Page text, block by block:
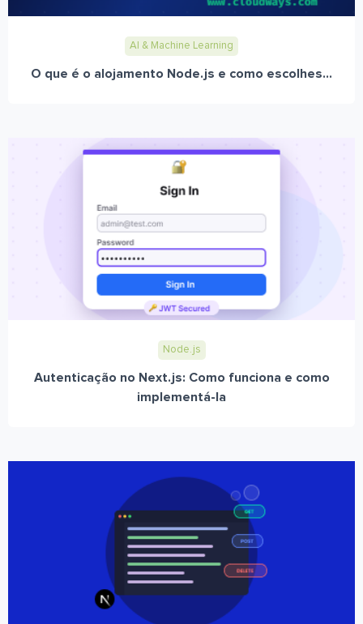
AI & Machine Learning
O que é o alojamento Node.js e como escolhes...
Node.js
Autenticação no Next.js: Como funciona e como
implementá-la